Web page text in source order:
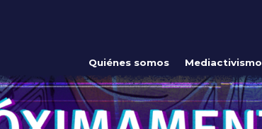
Quiénes somos Mediactivismo